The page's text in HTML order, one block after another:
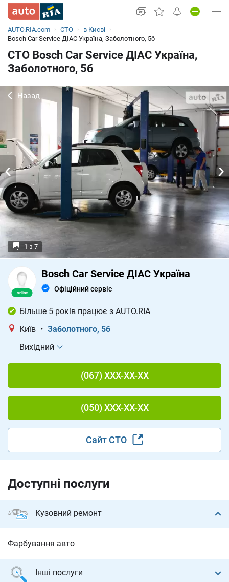
Увійти в кабінет
Вживані авто
Новини
Все для авто
AUTO.RIA.com СТО
в Києві
Bosch Car Service ДІАС Україна, Заболотного, 5б
СТО Bosch Car Service ДІАС Україна,
Заболотного, 5б
Назад
1 з 7
Bosch Car Service ДІАС Україна
Офіційний сервіс
Більше 5 років працює з AUTO.RIA
Київ • Заболотного, 5б
Вихідний
(067) XXX-XX-XX
(050) XXX-XX-XX
Сайт СТО
Доступні послуги
Кузовний ремонт
Фарбування авто
Інші послуги